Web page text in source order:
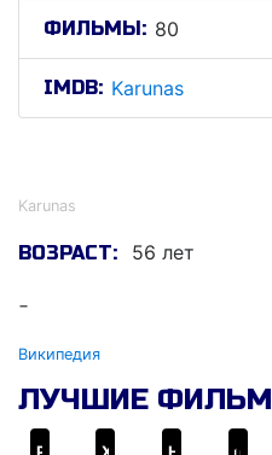
ФИЛЬМЫ: 80
IMDB: Karunas
Karunas
ВОЗРАСТ: 56 лет
-
Википедия
ЛУЧШИЕ